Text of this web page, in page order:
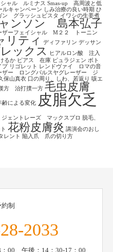
ャル ルミナス Smas-up 高周波と低
キャンペーン しみ治療の良い時期 ひ
グラッシュビスタ イワシの生姜煮
ンソン 島本弘子
ーフェイシャル M２２ トーニン
リティ ディファリン デッサン
ックス
ヒアルロン酸 注入
るか ピアス 在庫 ピュラジェン ボト
プ リゴレット レンドヴァイ ロマの音
ザー ロングパルスヤグレーザー ジ
保山真衣 口の周り、しわ、若返り 咳エ
方 治打撲一方 毛虫皮膚
による変化
皮脂欠乏
ェントレーズ マックスプロ
脱毛、
花粉皮膚炎 講演会のおし
レント 陥入爪 爪の切り方
制
2033
：00 午後：14：30-17：00